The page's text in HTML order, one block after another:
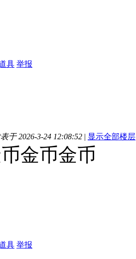
具 举报
于 2026-3-24 12:08:52 | 显示全部楼层
金币金币
具 举报